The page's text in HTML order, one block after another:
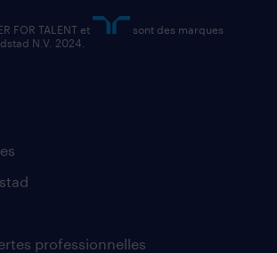
professionnelles
FOR TALENT et
sont des marques
N.V. 2024.